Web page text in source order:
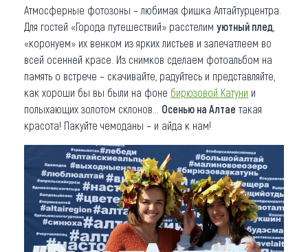
Атмосферные фотозоны – любимая фишка Алтайтурцентра.
Для гостей «Города путешествий» расстелим уютный плед
«коронуем» их венком из ярких листьев и запечатлеем во
всей осенней красе. Из снимков сделаем фотоальбом на
память о встрече – скачивайте, радуйтесь и представляйте,
как хороши бы вы были на фоне бирюзовой Катуни и
полыхающих золотом склонов… Осенью на Алтае такая
красота! Пакуйте чемоданы – и айда к нам!